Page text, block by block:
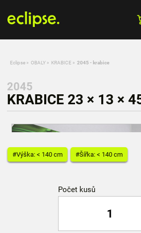
Eclipse » OBALY » KRABICE » 2045 - krabice
2045
KRABICE 23 × 13 ×
#Výška: < 140 cm #Šířka: < 140 cm
Počet kusů